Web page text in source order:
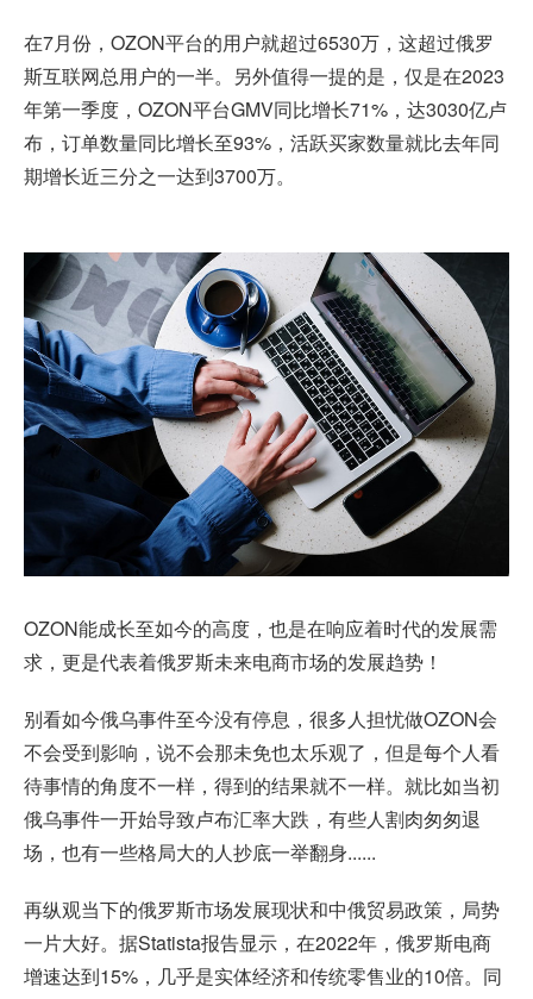
在7月份，OZON平台的用户就超过6530万，这超过俄罗
斯互联网总用户的一半。另外值得一提的是，仅是在2023
年第一季度，OZON平台GMV同比增长71%，达3030亿卢
布，订单数量同比增长至93%，活跃买家数量就比去年同
期增长近三分之一达到3700万。
OZON能成长至如今的高度，也是在响应着时代的发展需
求，更是代表着俄罗斯未来电商市场的发展趋势！
别看如今俄乌事件至今没有停息，很多人担忧做OZON会
不会受到影响，说不会那未免也太乐观了，但是每个人看
待事情的角度不一样，得到的结果就不一样。就比如当初
俄乌事件一开始导致卢布汇率大跌，有些人割肉匆匆退
场，也有一些格局大的人抄底一举翻身......
再纵观当下的俄罗斯市场发展现状和中俄贸易政策，局势
一片大好。据Statista报告显示，在2022年，俄罗斯电商
增速达到15%，几乎是实体经济和传统零售业的10倍。同